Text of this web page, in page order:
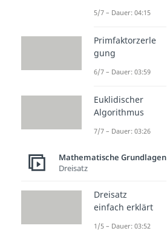
5/7 – Dauer: 04:15
Primfaktorzerle
gung
6/7 – Dauer: 03:59
Euklidischer
Algorithmus
7/7 – Dauer: 03:26
Mathematische Grundlagen
Dreisatz
Dreisatz
einfach erklärt
1/5 – Dauer: 03:52